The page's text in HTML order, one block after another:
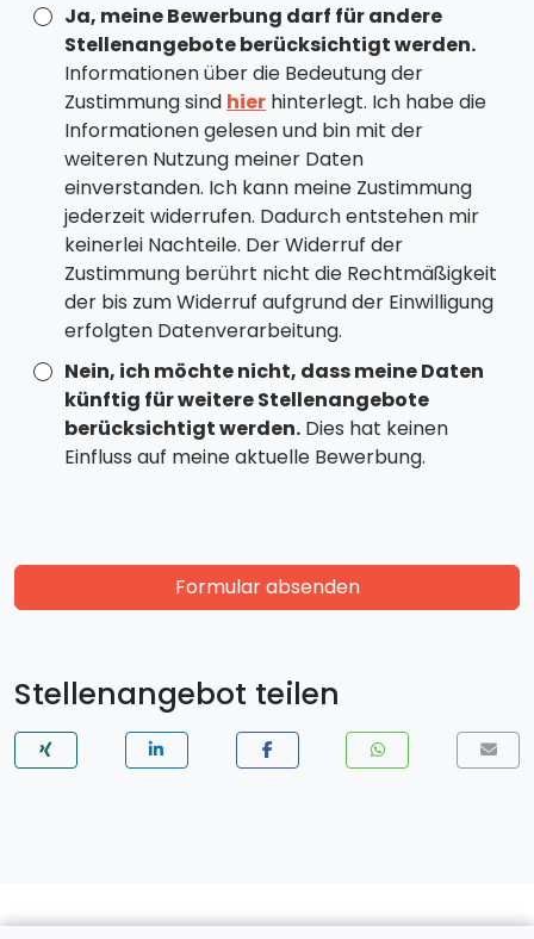
Ja, meine Bewerbung darf für andere
Stellenangebote berücksichtigt werden.
Informationen über die Bedeutung der
Zustimmung sind hier hinterlegt. Ich habe die
Informationen gelesen und bin mit der
weiteren Nutzung meiner Daten
einverstanden. Ich kann meine Zustimmung
jederzeit widerrufen. Dadurch entstehen mir
keinerlei Nachteile. Der Widerruf der
Zustimmung berührt nicht die Rechtmäßigkeit
der bis zum Widerruf aufgrund der Einwilligung
erfolgten Datenverarbeitung.
Nein, ich möchte nicht, dass meine Daten
künftig für weitere Stellenangebote
berücksichtigt werden. Dies hat keinen
Einfluss auf meine aktuelle Bewerbung.
Formular absenden
Stellenangebot teilen